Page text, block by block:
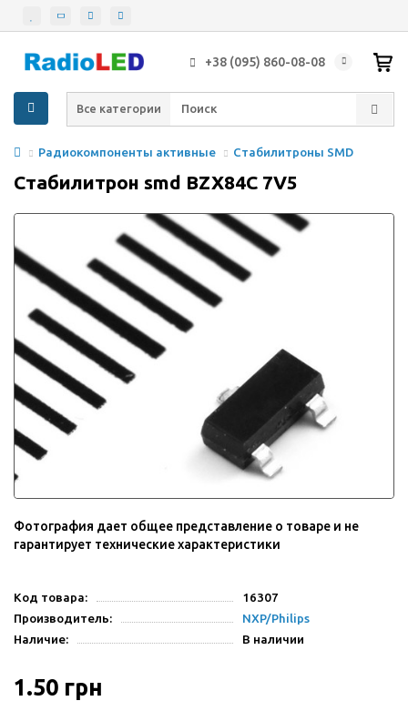
+38 (095) 860-08-08
Все категории
Радиокомпоненты активные Стабилитроны SMD
Стабилитрон smd BZX84C 7V5
Фотография дает общее представление о товаре и не
гарантирует технические характеристики
Код товара:
16307
Производитель:
NXP/Philips
Наличие:
В наличии
1.50 грн